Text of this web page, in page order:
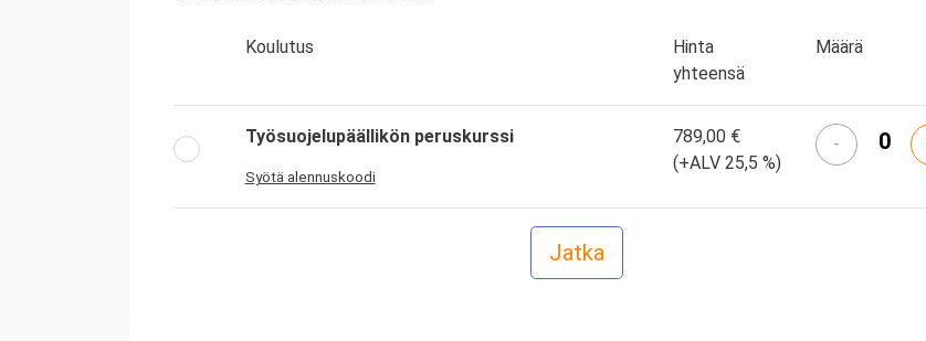
Koulutus
Hinta
yhteensä
Määrä
Työsuojelupäällikön peruskurssi
Syötä alennuskoodi
789,00 €
(+ALV 25,5 %)
-